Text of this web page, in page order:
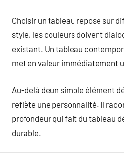
Choisir un tableau repose sur
style, les couleurs doivent
existant. Un tableau
met en valeur immédiatement
Au-delà deun simple élément
reflète une personnalité. Il
profondeur qui fait du tableau
durable.